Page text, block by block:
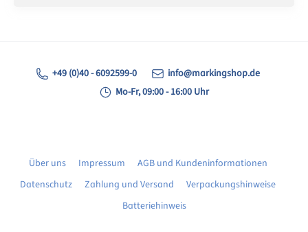
+49 (0)40 - 6092599-0
info@markingshop.de
Mo-Fr, 09:00 - 16:00 Uhr
Über uns Impressum
AGB und Kundeninformationen
Datenschutz
Zahlung und Versand
Verpackungshinweise
Batteriehinweis